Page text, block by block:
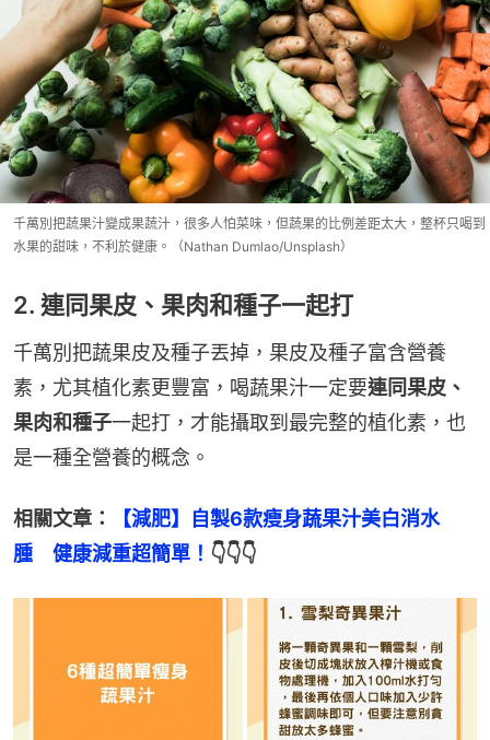
千萬別把蔬果汁變成果蔬汁，很多人怕菜味，但蔬果的比例差距太大，整杯只喝到
水果的甜味，不利於健康。（Nathan Dumlao/Unsplash）
2. 連同果皮、果肉和種子一起打
千萬別把蔬果皮及種子丟掉，果皮及種子富含營養
素，尤其植化素更豐富，喝蔬果汁一定要連同果皮、
果肉和種子一起打，才能攝取到最完整的植化素，也
是一種全營養的概念。
相關文章：
【減肥】自製6款瘦身蔬果汁美白消水
腫　健康減重超簡單！ 👇👇👇